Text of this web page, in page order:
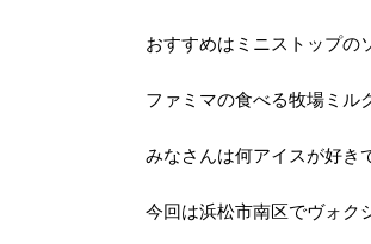
おすすめはミニストップの
ファミマの食べる牧場ミル
みなさんは何アイスが好き
今回は浜松市南区でヴォク